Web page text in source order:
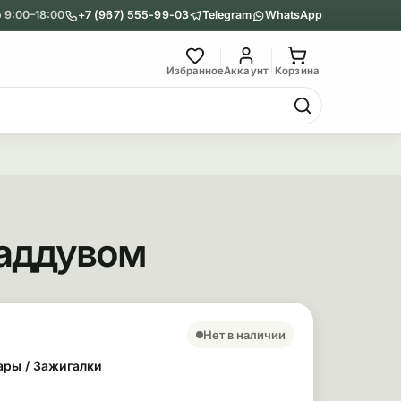
+7 (967) 555-99-03 Telegram WhatsApp
ИзбранноеАккаунт Корзина
Главное меню
Гриндеры
Металлические
сведения
Нет в наличии
/ Зажигалки